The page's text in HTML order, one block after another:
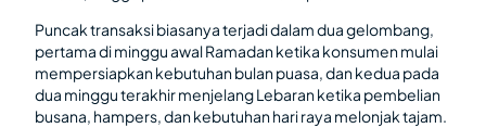
Puncak transaksi biasanya terjadi dalam dua gelombang,
pertama di minggu awal Ramadan ketika konsumen mulai
mempersiapkan kebutuhan bulan puasa, dan kedua pada
dua minggu terakhir menjelang Lebaran ketika pembelian
busana, hampers, dan kebutuhan hari raya melonjak tajam.